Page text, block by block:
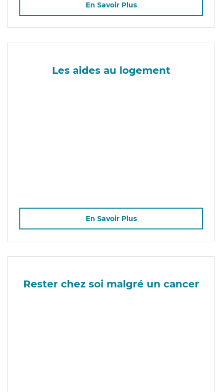
En Savoir Plus
Les aides au logement
En Savoir Plus
Rester chez soi malgré un cancer